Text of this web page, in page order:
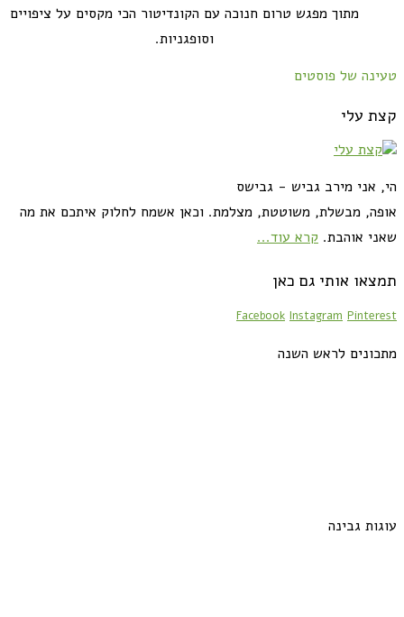
מתוך מפגש טרום חנוכה עם הקונדיטור הכי מקסים על ציפויים
וסופגניות.
טעינה של פוסטים
קצת עלי
הי, אני מירב גביש - גבישס
אופה, מבשלת, משוטטת, מצלמת. וכאן אשמח לחלוק איתכם את מה
שאני אוהבת. קרא עוד...
תמצאו אותי גם כאן
Facebook Instagram Pinterest
מתכונים לראש השנה
עוגות גבינה